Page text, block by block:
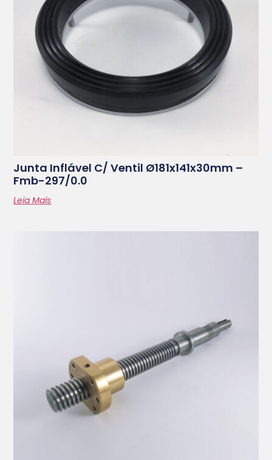
Junta Inflável C/ Ventil Ø181x141x30mm –
Fmb-297/0.0
Leia Mais